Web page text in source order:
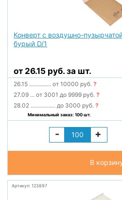
Конверт с воздушно-
бурый D/1
от 26.15 руб. за шт.
26.15 ............... от 10000 руб.?
27.09 ... от 3001 до 9999 руб.?
28.02 ................. до 3000 руб.?
Минимальный заказ: 100 шт.
- +
В
Артикул: 123897